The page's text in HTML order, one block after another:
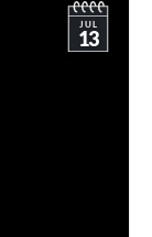
JUL
13